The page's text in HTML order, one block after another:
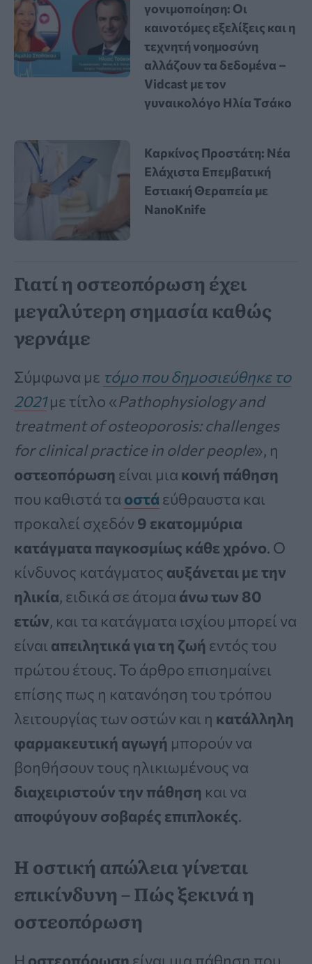
γονιμοποίηση: Οι
καινοτόμες εξελίξεις και η
τεχνητή νοημοσύνη
αλλάζουν τα δεδομένα –
Vidcast με τον
γυναικολόγο Ηλία Τσάκο
Καρκίνος Προστάτη: Νέα
Ελάχιστα Επεμβατική
Εστιακή Θεραπεία με
NanoKnife
Γιατί η οστεοπόρωση έχει
μεγαλύτερη σημασία καθώς
γερνάμε
Σύμφωνα με τόμο που δημοσιεύθηκε το
2021με τίτλο «Pathophysiology and
treatment of osteoporosis: challenges
for clinical practice in older people», η
οστεοπόρωση είναι μια κοινή πάθηση
που καθιστά τα οστά εύθραυστα και
προκαλεί σχεδόν 9 εκατομμύρια
κατάγματα παγκοσμίως κάθε χρόνο. Ο
κίνδυνος κατάγματος αυξάνεται με την
ηλικία, ειδικά σε άτομα άνω των 80
ετών, και τα κατάγματα ισχίου μπορεί να
είναι απειλητικά για τη ζωή εντός του
πρώτου έτους. Το άρθρο επισημαίνει
επίσης πως η κατανόηση του τρόπου
λειτουργίας των οστών και η κατάλληλη
φαρμακευτική αγωγή μπορούν να
βοηθήσουν τους ηλικιωμένους να
διαχειριστούν την πάθηση και να
αποφύγουν σοβαρές επιπλοκές.
Η οστική απώλεια γίνεται
επικίνδυνη – Πώς ξεκινά η
οστεοπόρωση